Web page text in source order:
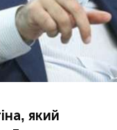
який